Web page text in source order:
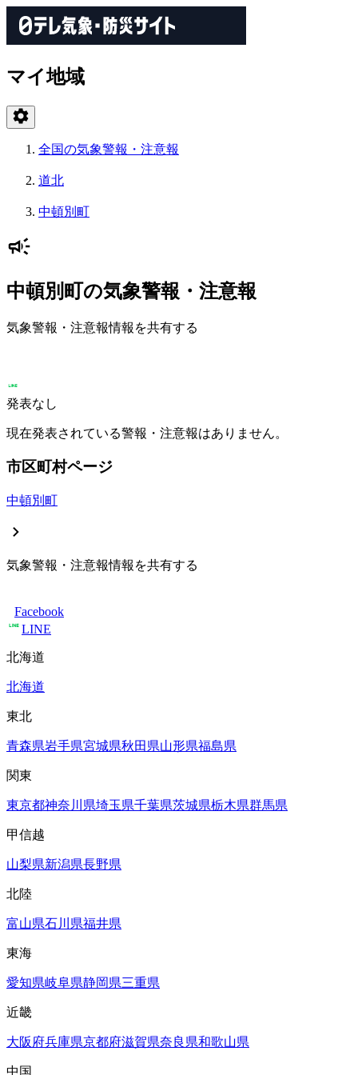
マイ地域
全国の気象警報・注意報
道北
中頓別町
中頓別町の気象警報・注意報
気象警報・注意報情報を共有する
発表なし
現在発表されている警報・注意報はありません。
市区町村ページ
中頓別町
気象警報・注意報情報を共有する
Facebook
LINE
北海道
北海道
東北
青森県岩手県宮城県秋田県山形県福島県
関東
東京都神奈川県埼玉県千葉県茨城県栃木県群馬県
甲信越
山梨県新潟県長野県
北陸
富山県石川県福井県
東海
愛知県岐阜県静岡県三重県
近畿
大阪府兵庫県京都府滋賀県奈良県和歌山県
中国